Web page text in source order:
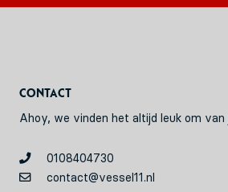
Contact
Ahoy, we vinden het altijd leuk om van
0108404730
contact@vessel11.nl